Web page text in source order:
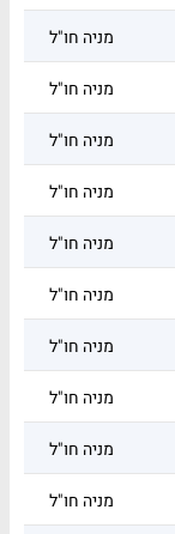
מניה חו"ל
מניה חו"ל
מניה חו"ל
מניה חו"ל
מניה חו"ל
מניה חו"ל
מניה חו"ל
מניה חו"ל
מניה חו"ל
מניה חו"ל